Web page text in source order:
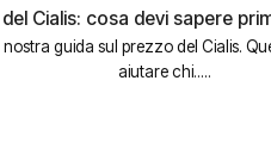
Cialis: cosa devi sapere
nostra guida sul prezzo del Cialis.
aiutare chi.....